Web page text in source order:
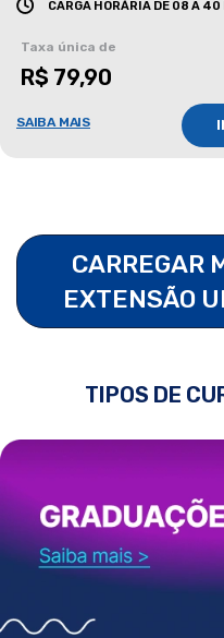
CARGA HORÁRIA DE 08 A 40
Taxa única de
R$ 79,90
SAIBA MAIS
CARREGAR
EXTENSÃO
TIPOS DE